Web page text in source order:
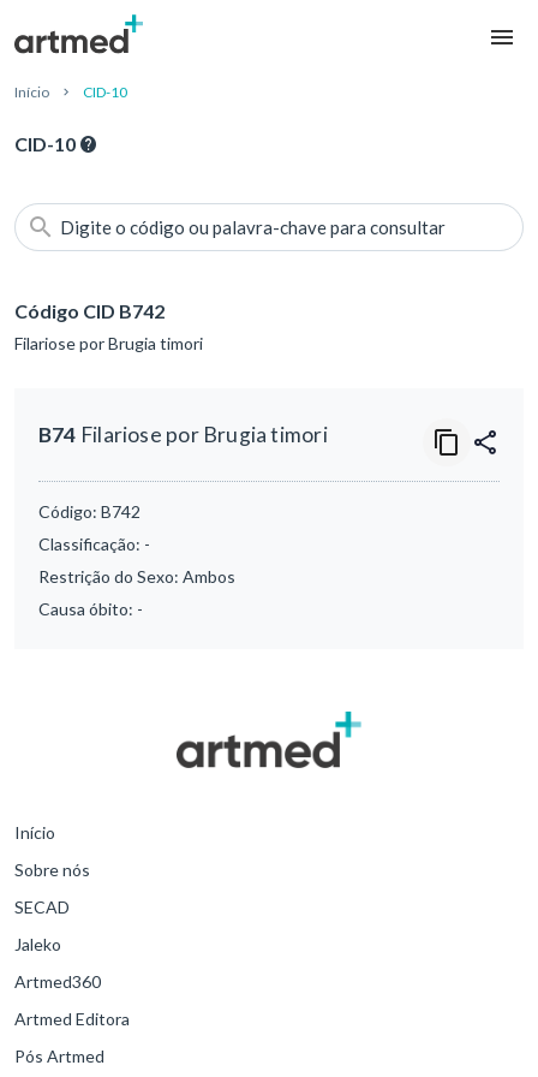
Início CID-10
CID-10
Digite o código ou palavra-chave para consultar
Código CID B742
Filariose por Brugia timori
B74 Filariose por Brugia timori
Código: B742
Classificação: -
Restrição do Sexo: Ambos
Causa óbito: -
Início
Sobre nós
SECAD
Jaleko
Artmed360
Artmed Editora
Pós Artmed